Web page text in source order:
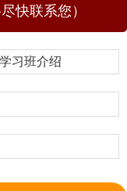
快联系您）